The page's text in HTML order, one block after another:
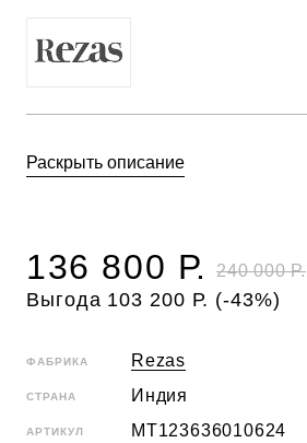
Раскрыть описание
240 000 Р.
136 800 Р.
Выгода 103 200 Р. (-43%)
ФАБРИКА Rezas
СТРАНА Индия
АРТИКУЛ MT123636010624